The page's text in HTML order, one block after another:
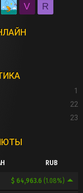
V R
1
22
23
RUB
$ 64,963.6 (1.08%)